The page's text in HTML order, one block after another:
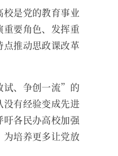
是党的教育事业
要角色、发挥重
推动思政课改革
试、争创一流”的
有经验变成先进
各民办高校加强
培养更多让党放